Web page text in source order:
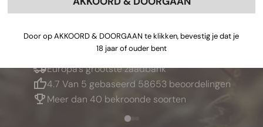
Europa’s grootste zaadbank
4.7 Van 5 gebaseerd 58653 beoordelingen
Meer dan 40 bekroonde soorten
Door op AKKOORD & DOORGAAN te klikken, bevestig je dat je
18 jaar of ouder bent